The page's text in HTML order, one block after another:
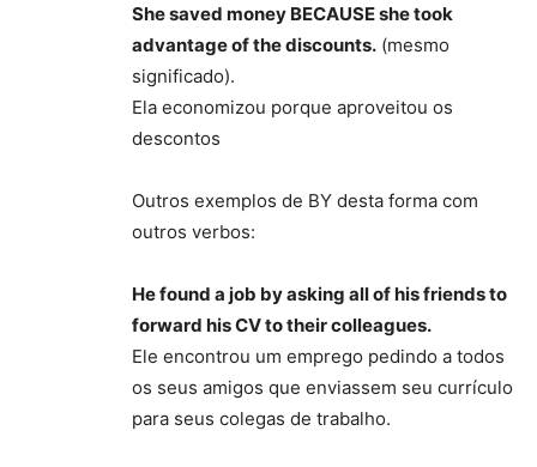
She saved money BECAUSE she took
advantage of the discounts. (mesmo
significado).
Ela economizou porque aproveitou os
descontos
Outros exemplos de BY desta forma com
outros verbos:
He found a job by asking all of his friends to
forward his CV to their colleagues.
Ele encontrou um emprego pedindo a todos
os seus amigos que enviassem seu currículo
para seus colegas de trabalho.